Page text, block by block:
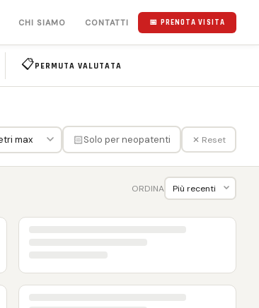
CHI SIAMO CONTATTI 📅 PRENOTA VISITA
📋PERMUTA VALUTATA
🏻Solo per neopatenti ✕ Reset
ORDINA